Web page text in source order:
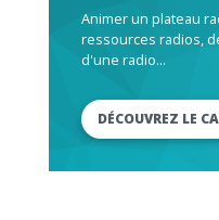
Animer un plateau
ressources radios,
d'une radio...
DÉCOUVREZ LE